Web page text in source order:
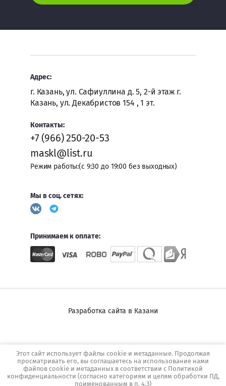
Адрес:
г. Казань, ул. Сафиуллина д. 5, 2-й этаж г.
Казань, ул. Декабристов 154 , 1 эт.
Контакты:
+7 (966) 250-20-53
maskl@list.ru
Режим работы:(с 9:30 до 19:00 без выходных)
Мы в соц. сетях:
Принимаем к оплате:
Разработка сайта в Казани
Этот сайт использует файлы cookie и метаданные. Продолжая
просматривать его, вы соглашаетесь на использование нами
файлов cookie и метаданных в соответствии с Политикой
конфиденциальности (согласно категориям и целям обработки ПД,
поименованным в п. 4.3)